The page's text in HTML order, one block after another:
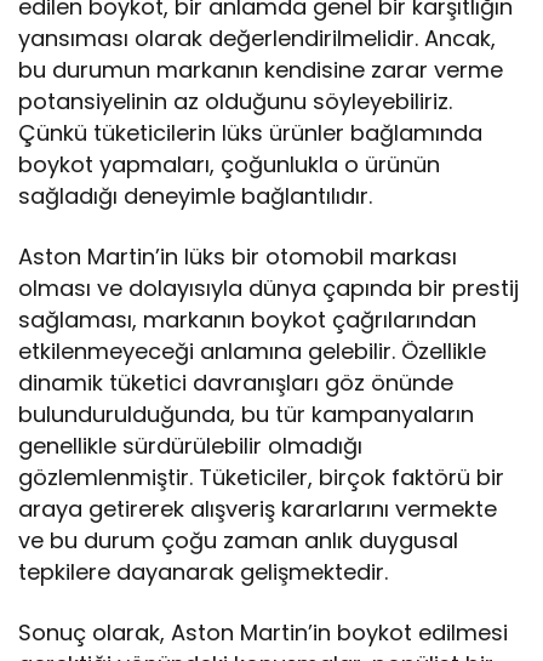
edilen boykot, bir anlamda genel bir karşıtlığın
yansıması olarak değerlendirilmelidir. Ancak,
bu durumun markanın kendisine zarar verme
potansiyelinin az olduğunu söyleyebiliriz.
Çünkü tüketicilerin lüks ürünler bağlamında
boykot yapmaları, çoğunlukla o ürünün
sağladığı deneyimle bağlantılıdır.
Aston Martin’in lüks bir otomobil markası
olması ve dolayısıyla dünya çapında bir prestij
sağlaması, markanın boykot çağrılarından
etkilenmeyeceği anlamına gelebilir. Özellikle
dinamik tüketici davranışları göz önünde
bulundurulduğunda, bu tür kampanyaların
genellikle sürdürülebilir olmadığı
gözlemlenmiştir. Tüketiciler, birçok faktörü bir
araya getirerek alışveriş kararlarını vermekte
ve bu durum çoğu zaman anlık duygusal
tepkilere dayanarak gelişmektedir.
Sonuç olarak, Aston Martin’in boykot edilmesi